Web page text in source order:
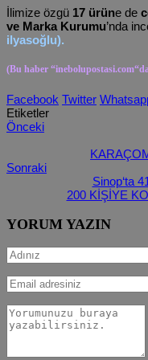
İlimize özgü 17 ürüne de
ve Marka Kurumu’nda
ilyasoğlu).
(Bu haber “inebolupostasi.com
Facebook Twitter
Etiketler
Önceki
Sonraki
Sinop‘ta
200 KİŞİYE
YORUM YAZIN